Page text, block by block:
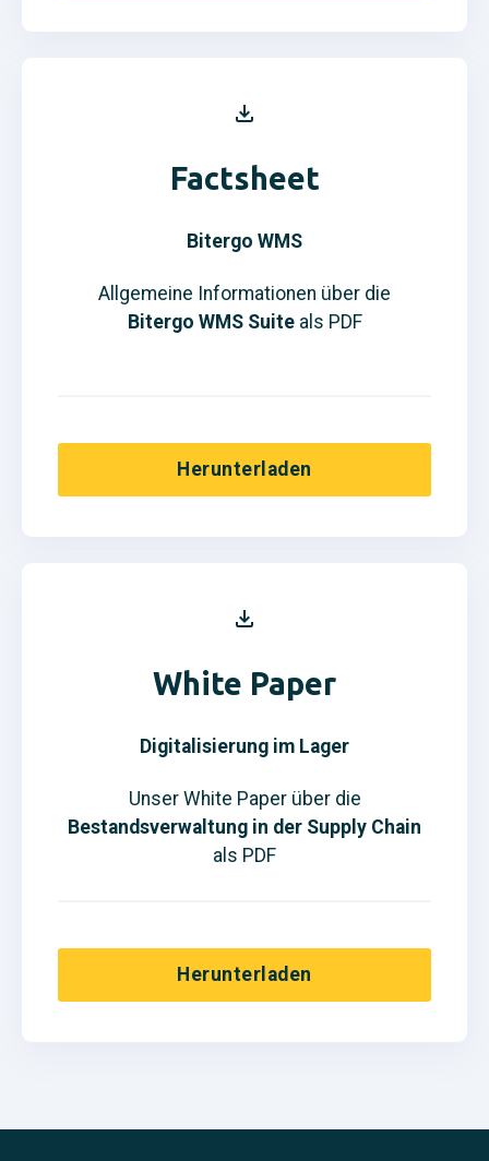
Factsheet
Bitergo WMS
Allgemeine Informationen über die
Bitergo WMS Suite als PDF
Herunterladen
White Paper
Digitalisierung im Lager
Unser White Paper über die
Bestandsverwaltung in der Supply Chain
als PDF
Herunterladen